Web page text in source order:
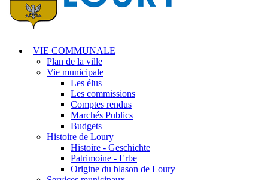
VIE COMMUNALE
Plan de la ville
Vie municipale
Les élus
Les commissions
Comptes rendus
Marchés Publics
Budgets
Histoire de Loury
Histoire - Geschichte
Patrimoine - Erbe
Origine du blason de Loury